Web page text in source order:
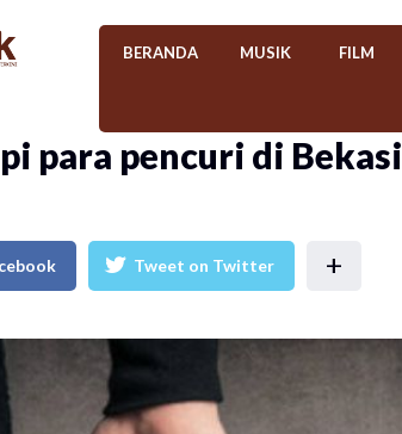
BERANDA MUSIK FILM
para pencuri di Bekasi
Tweet on Twitter +